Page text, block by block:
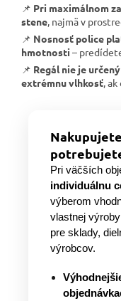
📌 Pri maximálnom
stene , najmä v
📌 Nosnosť police
hmotnosti –
📌 Regál nie je
extrémnu vlhkosť ,
Pri väčších
individuálnu
výberom
vlastnej výroby
pre sklady,
výrobcov.